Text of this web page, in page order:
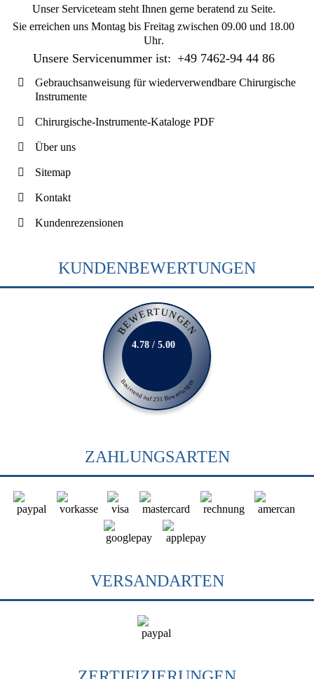
Unser Serviceteam steht Ihnen gerne beratend zu Seite.
Sie erreichen uns Montag bis Freitag zwischen 09.00 und 18.00
Uhr.
Unsere Servicenummer ist: +49 7462-94 44 86
Gebrauchsanweisung für wiederverwendbare Chirurgische
Instrumente
Chirurgische-Instrumente-Kataloge PDF
Über uns
Sitemap
Kontakt
Kundenrezensionen
KUNDENBEWERTUNGEN
BEWERTUNGEN
Basierend auf 231 Bewertungen
4.78 / 5.00
ZAHLUNGSARTEN
VERSANDARTEN